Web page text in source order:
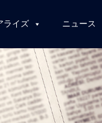
ライズ ニュース